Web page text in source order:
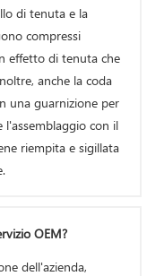
di tenuta e la
compressi
effetto di tenuta che
anche la coda
una guarnizione per
con il
riempita e sigillata
OEM?
dell'azienda,